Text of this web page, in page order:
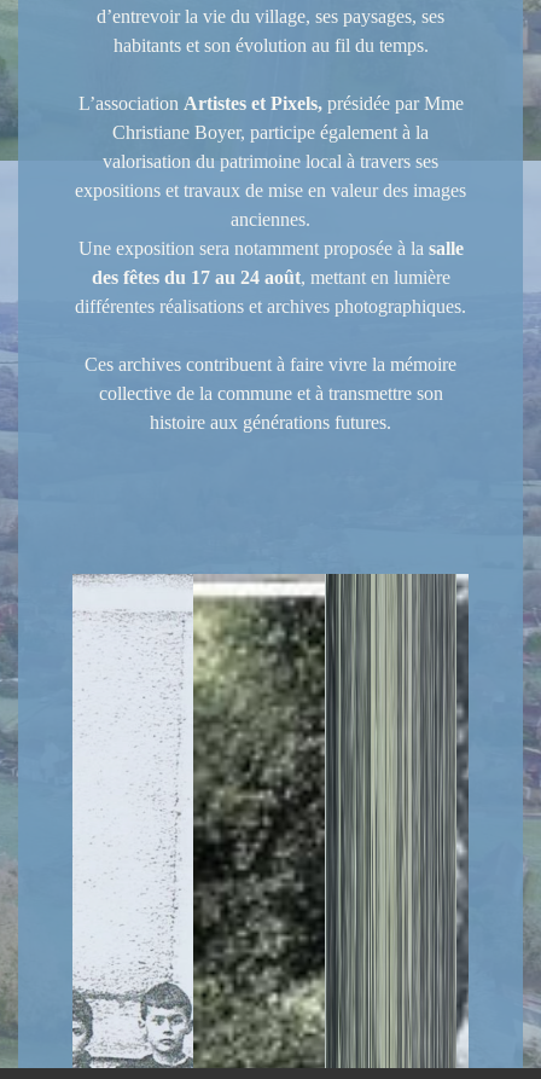
d’entrevoir la vie du village, ses paysages, ses
habitants et son évolution au fil du temps.
L’association Artistes et Pixels,présidée par Mme
Christiane Boyer, participe également à la
valorisation du patrimoine local à travers ses
expositions et travaux de mise en valeur des images
anciennes.
Une exposition sera notamment proposée à la salle
des fêtes du 17 au 24 août, mettant en lumière
différentes réalisations et archives photographiques.
Ces archives contribuent à faire vivre la mémoire
collective de la commune et à transmettre son
histoire aux générations futures.